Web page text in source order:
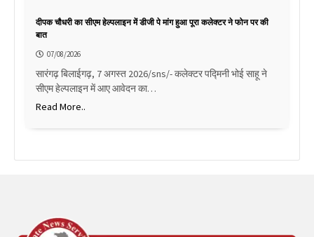
दीपक चौधरी का सीएम हेल्पलाइन में डीजी पे मांग हुआ पूरा कलेक्टर ने फोन पर की
बात
07/08/2026
सारंगढ़ बिलाईगढ़, 7 अगस्त 2026/sns/- कलेक्टर पद्मिनी भोई साहू ने
सीएम हेल्पलाइन में आए आवेदन का…
Read More..